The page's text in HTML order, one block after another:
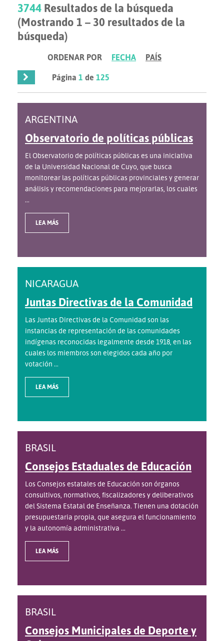
3744 Resultados de la búsqueda
(Mostrando 1 – 30 resultados de la
búsqueda)
ORDENAR POR FECHA
PAÍS
Página1 de125
ARGENTINA
Observatorio de políticas públicas
El Observatorio de políticas públicas es una iniciativa
de la Universidad Nacional de Cuyo, que busca
monitorear las políticas públicas provinciales y generar
análisis y recomendaciones para mejorarlas, los cuales
...
LEA MÁS
NICARAGUA
Juntas Directivas de la Comunidad
Las Juntas Directivas de la Comunidad son las
instancias de representación de las comunidades
indígenas reconocidas legalmente desde 1918, en las
cuales los miembros son elegidos cada año por
votación ...
LEA MÁS
BRASIL
Consejos Estaduales de Educación
Los Consejos estatales de Educación son órganos
consultivos, normativos, fiscalizadores y deliberativos
del Sistema Estatal de Enseñanza. Tienen una dotación
presupuestaria propia, que asegura el funcionamiento
y la autonomía administrativa ...
LEA MÁS
BRASIL
Consejos Municipales de Deporte y